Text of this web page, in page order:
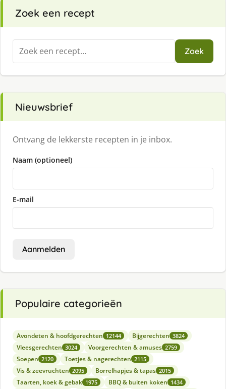
Zoek een recept
Zoeken
naar:
Zoek
Nieuwsbrief
Ontvang de lekkerste recepten in je inbox.
Naam (optioneel)
E-mail
Aanmelden
Populaire categorieën
Avondeten & hoofdgerechten 12144 Bijgerechten 3824
Vleesgerechten 3024 Voorgerechten & amuses 2759
Soepen 2120 Toetjes & nagerechten 2115
Vis & zeevruchten 2095 Borrelhapjes & tapas 2015
Taarten, koek & gebak 1975 BBQ & buiten koken 1434